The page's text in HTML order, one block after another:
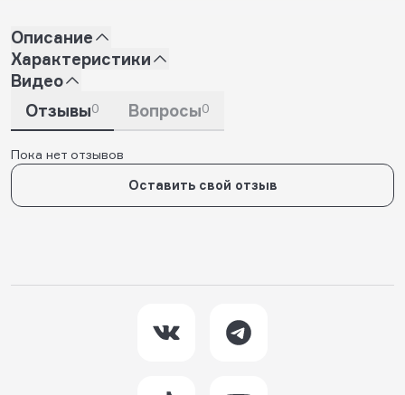
Описание
Характеристики
Видео
Отзывы0 Вопросы0
Пока нет отзывов
Оставить свой отзыв